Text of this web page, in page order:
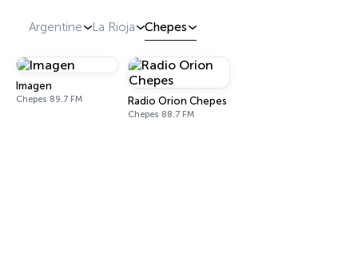
Argentine La Rioja Chepes
Imagen
Chepes 89.7 FM Radio Orion Chepes
Chepes 88.7 FM